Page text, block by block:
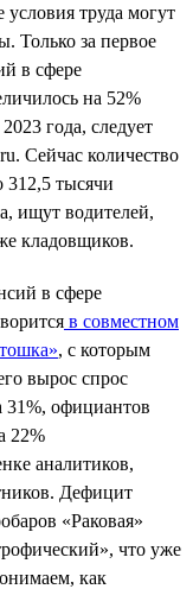
условия труда могут
Только за первое
в сфере
на 52%
года, следует
Сейчас количество
312,5 тысячи
ищут водителей,
кладовщиков.
в сфере
в совместном
, с которым
вырос спрос
официантов
22%
аналитиков,
Дефицит
«Раковая»
что уже
как